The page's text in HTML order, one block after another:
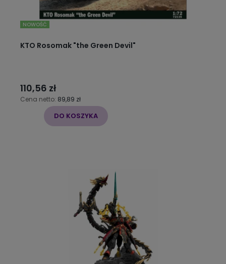
KTO Rosomak "the Green Devil"
110,56 zł
Cena netto: 89,89 zł
DO KOSZYKA
NOWOŚĆ